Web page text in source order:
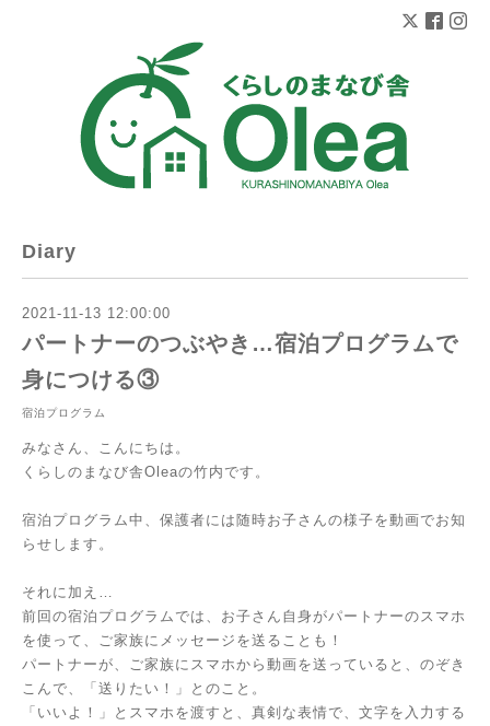
Diary
2021-11-13 12:00:00
パートナーのつぶやき…宿泊プログラムで
身につける③
宿泊プログラム
みなさん、こんにちは。
くらしのまなび舎Oleaの竹内です。
宿泊プログラム中、保護者には随時お子さんの様子を動画でお知
らせします。
それに加え…
前回の宿泊プログラムでは、お子さん自身がパートナーのスマホ
を使って、ご家族にメッセージを送ることも！
パートナーが、ご家族にスマホから動画を送っていると、のぞき
こんで、「送りたい！」とのこと。
「いいよ！」とスマホを渡すと、真剣な表情で、文字を入力する